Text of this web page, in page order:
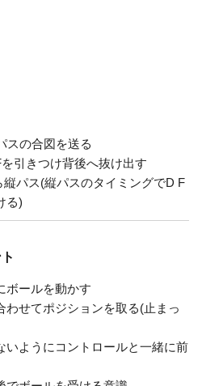
の合図を送る
引きつけ背後へ抜け出す
パス(縦パスのタイミングでD F
る)
ボールを動かす
わせてポジションを取る(止まっ
いようにコントロールと一緒に前